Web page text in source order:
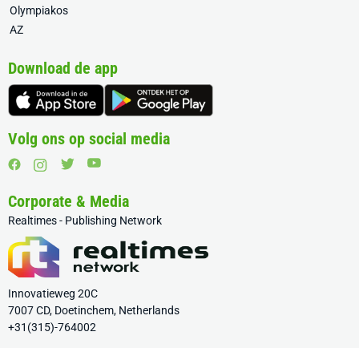
Olympiakos
AZ
Download de app
Volg ons op social media
Corporate & Media
Realtimes - Publishing Network
Innovatieweg 20C
7007 CD, Doetinchem, Netherlands
+31(315)-764002